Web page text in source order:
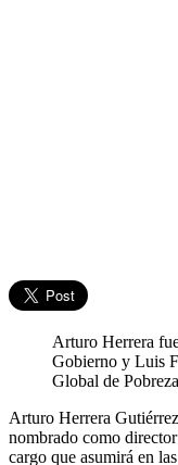
Arturo Herrera
Gobierno y Luis
Global de
Arturo Herrera
nombrado como
cargo que asumirá en